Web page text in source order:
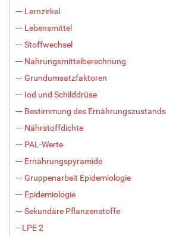
--- Lernzirkel
--- Lebensmittel
--- Stoffwechsel
--- Nahrungsmittelberechnung
--- Grundumsatzfaktoren
--- Iod und Schilddrüse
--- Bestimmung des Ernährungszustands
--- Nährstoffdichte
--- PAL-Werte
--- Ernährungspyramide
--- Gruppenarbeit Epidemiologie
--- Epidemiologie
--- Sekundäre Pflanzenstoffe
-- LPE 2